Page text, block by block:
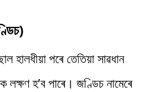
হালধীয়া পৰে তেতিয়া সাৱধান
হ’ব পাৰে। জণ্ডিচ নামেৰে